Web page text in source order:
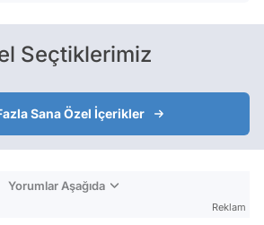
Seçtiklerimiz
Sana Özel İçerikler
Yorumlar Aşağıda
Reklam